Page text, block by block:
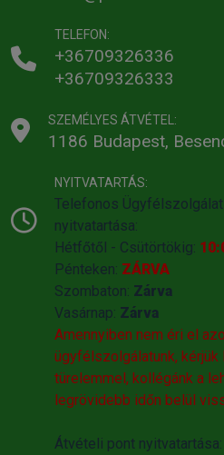
TELEFON:
+36709326336
+36709326333
SZEMÉLYES ÁTVÉTEL:
1186 Budapest,
NYITVATARTÁS:
Telefonos Ügyfélszolgálat
nyitvatartása:
Hétfőtől - Csütörtökig:
Pénteken: ZÁRVA
Szombaton: Zárva
Vasárnap: Zárva
Amennyiben nem éri el
ügyfélszolgálatunk, kérjük
türelemmel, kollégánk a
legrövidebb időn belül
Átvételi pont